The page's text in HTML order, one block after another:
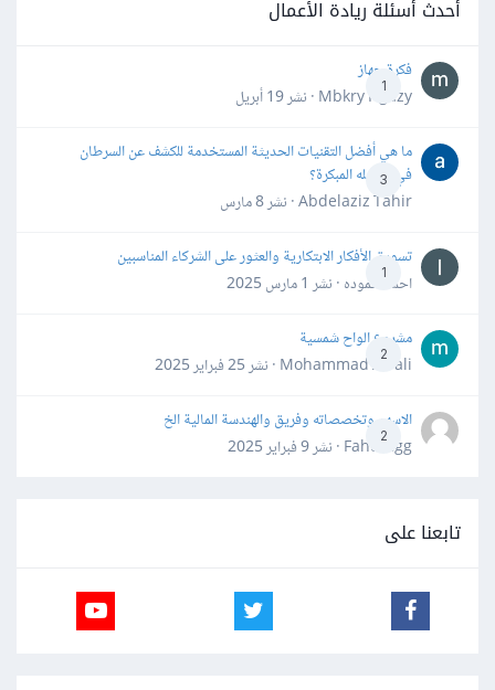
أحدث أسئلة ريادة الأعمال
1
فكرة جهاز
Mbkry Hgazy · نشر
19 أبريل
3
ما هي أفضل التقنيات الحديثة المستخدمة للكشف عن السرطان
في مراحله المبكرة؟
Abdelaziz Tahir · نشر
8 مارس
1
تسويق الأفكار الابتكارية والعثور على الشركاء المناسبين
احمد حموده · نشر 1 مارس 2025
2
مشروع الواح شمسية
Mohammad Awali · نشر
25 فبراير 2025
2
الاسهم وتخصصاته وفريق والهندسة المالية الخ
Fahd Ggg · نشر
9 فبراير 2025
تابعنا على